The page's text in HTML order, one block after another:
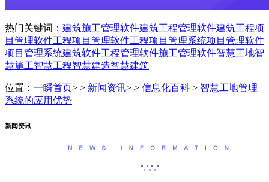
热门关键词： 建筑施工管理软件建筑工程管理软件建筑工程项
目管理软件工程项目管理软件工程项目管理系统项目管理软件
项目管理系统建筑软件工程管理软件施工管理软件智慧工地智
慧施工智慧工程智慧建造智慧建筑
位置： 一瞬首页> > 新闻资讯> > 信息化百科 > 智慧工地管理
系统的应用优势
新闻资讯